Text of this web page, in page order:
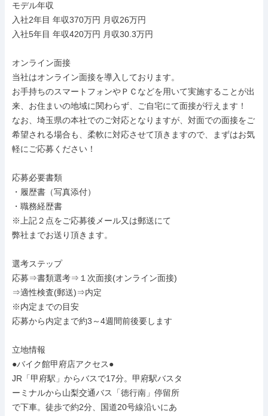
モデル年収
入社2年目 年収370万円 月収26万円
入社5年目 年収420万円 月収30.3万円
オンライン面接
当社はオンライン面接を導入しております。
お手持ちのスマートフォンやＰＣなどを用いて実施することが出
来、お住まいの地域に関わらず、ご自宅にて面接が行えます！
なお、埼玉県の本社でのご対応となりますが、対面での面接をご
希望される場合も、柔軟に対応させて頂きますので、まずはお気
軽にご応募ください！
応募必要書類
・履歴書（写真添付）
・職務経歴書
※上記２点をご応募後メール又は郵送にて
弊社までお送り頂きます。
選考ステップ
応募⇒書類選考⇒１次面接(オンライン面接)
⇒適性検査(郵送)⇒内定
※内定までの目安
応募から内定まで約3～4週間前後要します
立地情報
●バイク館甲府店アクセス●
JR「甲府駅」からバスで17分。甲府駅バスタ
ーミナルから山梨交通バス「徳行南」停留所
で下車。徒歩で約2分、国道20号線沿いにあ